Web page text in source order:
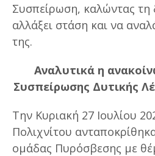
Συσπείρωση, καλώντας τη
αλλάξει στάση και να
της.
Αναλυτικά η
Συσπείρωσης Δυτικής
Την Κυριακή 27 Ιουλίου
Πολιχνίτου
ομάδας Πυρόσβεσης με